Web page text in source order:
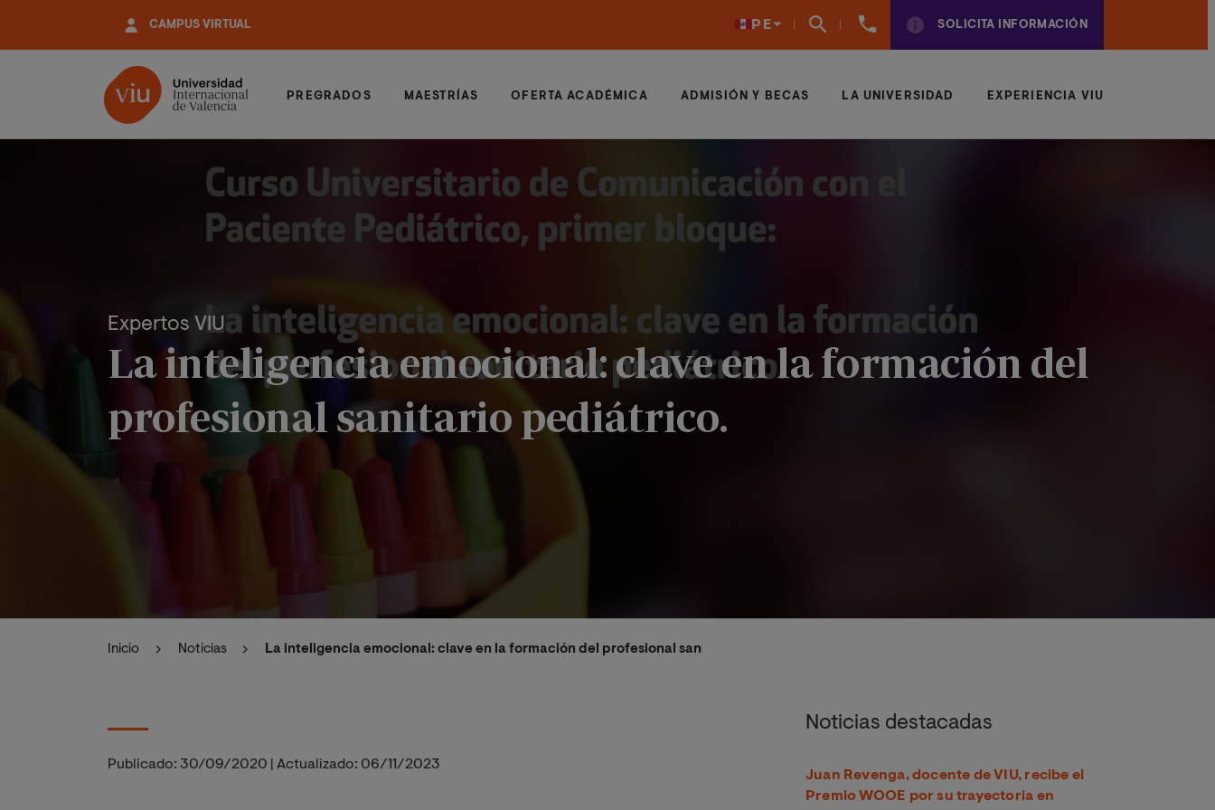
contenido
CAMPUS VIRTUAL PE
961
SOLICITA INFORMACIÓN
PREGRADOS MAESTRÍAS OFERTA ACADÉMICA ADMISIÓN Y BECAS LA UNIVERSIDAD EXPERIENCIA VIU
Expertos VIU
La inteligencia emocional: clave en la formación del
profesional sanitario pediátrico.
Inicio Noticias La inteligencia emocional: clave en la formación del profesional sanitario pediátrico.
Publicado: 30/09/2020 Actualizado: 06/11/2023
Noticias destacadas
Juan Revenga, docente de VIU, recibe el
Premio WOOE por su trayectoria en